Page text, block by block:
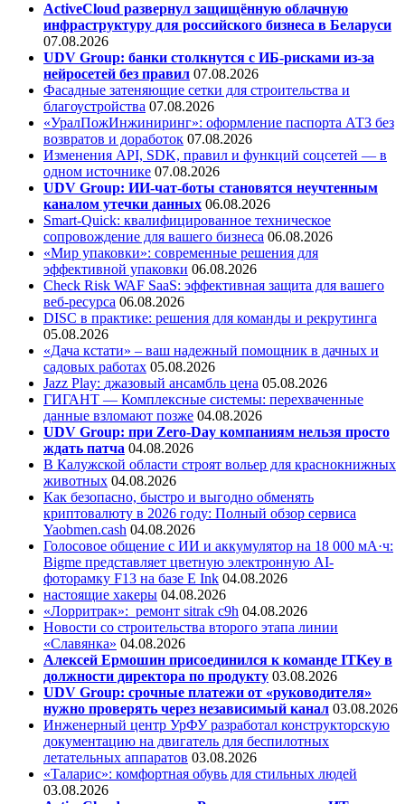
ActiveCloud развернул защищённую облачную
инфраструктуру для российского бизнеса в Беларуси
07.08.2026
UDV Group: банки столкнутся с ИБ-рисками из-за
нейросетей без правил 07.08.2026
Фасадные затеняющие сетки для строительства и
благоустройства 07.08.2026
«УралПожИнжиниринг»: оформление паспорта АТЗ без
возвратов и доработок 07.08.2026
Изменения API, SDK, правил и функций соцсетей — в
одном источнике 07.08.2026
UDV Group: ИИ-чат-боты становятся неучтенным
каналом утечки данных 06.08.2026
Smart-Quick: квалифицированное техническое
сопровождение для вашего бизнеса 06.08.2026
«Мир упаковки»: современные решения для
эффективной упаковки 06.08.2026
Check Risk WAF SaaS: эффективная защита для вашего
веб-ресурса 06.08.2026
DISC в практике: решения для команды и рекрутинга
05.08.2026
«Дача кстати» – ваш надежный помощник в дачных и
садовых работах 05.08.2026
Jazz Play: джазовый ансамбль цена 05.08.2026
ГИГАНТ — Комплексные системы: перехваченные
данные взломают позже 04.08.2026
UDV Group: при Zero-Day компаниям нельзя просто
ждать патча 04.08.2026
В Калужской области строят вольер для краснокнижных
животных 04.08.2026
Как безопасно, быстро и выгодно обменять
криптовалюту в 2026 году: Полный обзор сервиса
Yaobmen.cash 04.08.2026
Голосовое общение с ИИ и аккумулятор на 18 000 мА·ч:
Bigme представляет цветную электронную AI-
фоторамку F13 на базе E Ink 04.08.2026
настоящие хакеры 04.08.2026
«Лорритрак»: ремонт sitrak c9h 04.08.2026
Новости со строительства второго этапа линии
«Славянка» 04.08.2026
Алексей Ермошин присоединился к команде ITKey в
должности директора по продукту 03.08.2026
UDV Group: срочные платежи от «руководителя»
нужно проверять через независимый канал 03.08.2026
Инженерный центр УрФУ разработал конструкторскую
документацию на двигатель для беспилотных
летательных аппаратов 03.08.2026
«Таларис»: комфортная обувь для стильных людей
03.08.2026